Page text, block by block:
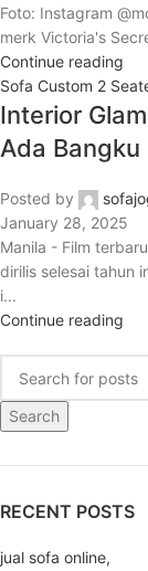
Foto: Instagram
merk Victoria's
Continue reading
Sofa Custom 2
Interior
Ada
Posted by
January 28, 2025
Manila - Film
dirilis selesai tahun
i...
Continue reading
Search
RECENT POSTS
jual sofa online,